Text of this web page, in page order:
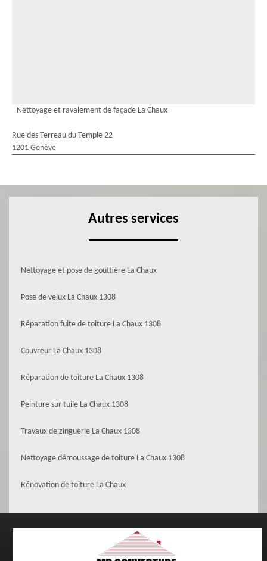
Nettoyage et ravalement de façade La Chaux
Rue des Terreau du Temple 22
1201 Genève
Autres services
Nettoyage et pose de gouttière La Chaux
Pose de velux La Chaux 1308
Réparation fuite de toiture La Chaux 1308
Couvreur La Chaux 1308
Réparation de toiture La Chaux 1308
Peinture sur tuile La Chaux 1308
Travaux de zinguerie La Chaux 1308
Nettoyage démoussage de toiture La Chaux 1308
Rénovation de toiture La Chaux